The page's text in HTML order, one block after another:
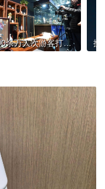
今年700余万人次游客打卡，潘家园成北京市特色消费街区